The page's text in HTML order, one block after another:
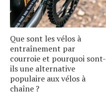
Que sont les vélos à
entraînement par
courroie et pourquoi sont-
ils une alternative
populaire aux vélos à
chaîne ?